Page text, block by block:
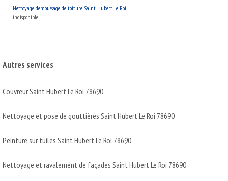
Nettoyage demoussage de toiture Saint Hubert Le Roi
indisponible
Autres services
Couvreur Saint Hubert Le Roi 78690
Nettoyage et pose de gouttières Saint Hubert Le Roi 78690
Peinture sur tuiles Saint Hubert Le Roi 78690
Nettoyage et ravalement de façades Saint Hubert Le Roi 78690